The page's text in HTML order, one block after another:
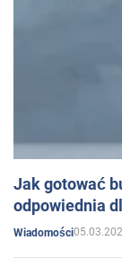
Jak gotować
odpowiednia
Wiadomości